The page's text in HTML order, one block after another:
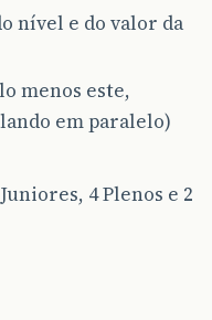
nível e do valor da
menos este,
em paralelo)
4 Plenos e 2